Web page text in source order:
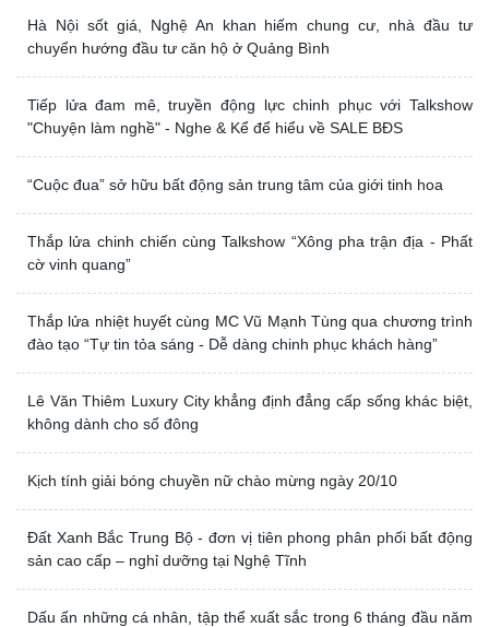
Hà Nội sốt giá, Nghệ An khan hiếm chung cư, nhà đầu tư
chuyển hướng đầu tư căn hộ ở Quảng Bình
Tiếp lửa đam mê, truyền động lực chinh phục với Talkshow
"Chuyện làm nghề" - Nghe & Kể để hiểu về SALE BĐS
“Cuộc đua” sở hữu bất động sản trung tâm của giới tinh hoa
Thắp lửa chinh chiến cùng Talkshow “Xông pha trận địa - Phất
cờ vinh quang”
Thắp lửa nhiệt huyết cùng MC Vũ Mạnh Tùng qua chương trình
đào tạo “Tự tin tỏa sáng - Dễ dàng chinh phục khách hàng”
Lê Văn Thiêm Luxury City khẳng định đẳng cấp sống khác biệt,
không dành cho số đông
Kịch tính giải bóng chuyền nữ chào mừng ngày 20/10
Đất Xanh Bắc Trung Bộ - đơn vị tiên phong phân phối bất động
sản cao cấp – nghỉ dưỡng tại Nghệ Tĩnh
Dấu ấn những cá nhân, tập thể xuất sắc trong 6 tháng đầu năm